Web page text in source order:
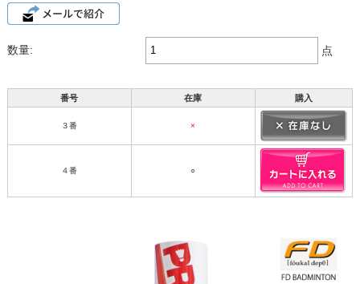
数量: 点
番号 在庫 購入
３番 ×
４番 ○